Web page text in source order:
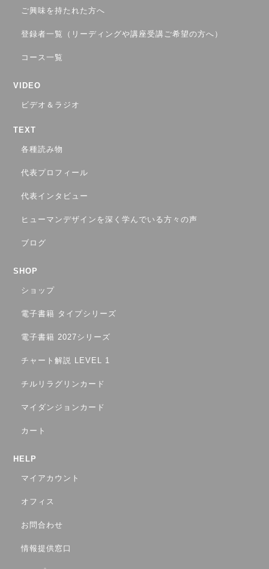
ご興味を持たれた方へ
登録者一覧（リーディングや講座受講ご希望の方へ）
コース一覧
VIDEO
ビデオ＆ラジオ
TEXT
各種読み物
代表プロフィール
代表インタビュー
ヒューマンデザインを深く学んでいる方々の声
ブログ
SHOP
ショップ
電子書籍 タイプシリーズ
電子書籍 2027シリーズ
チャート解説 LEVEL 1
チルリラグリンカード
マイダンジョンカード
カート
HELP
マイアカウント
オフィス
お問合わせ
情報提供窓口